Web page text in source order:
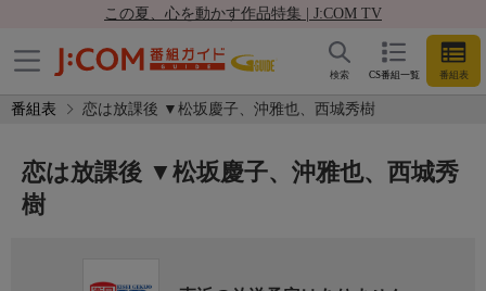
この夏、心を動かす作品特集 | J:COM TV
CS番組一覧 番組表
検索
番組表 恋は放課後 ▼松坂慶子、沖雅也、西城秀樹
恋は放課後 ▼松坂慶子、沖雅也、西城秀
樹